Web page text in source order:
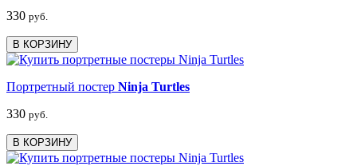
330 руб.
В КОРЗИНУ
Портретный постер Ninja Turtles
330 руб.
В КОРЗИНУ